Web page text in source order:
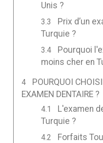
Unis ?
Prix d’un
Turquie ?
Pourquoi
moins cher en
POURQUOI
EXAMEN DENTAIRE ?
L'examen
Turquie ?
Forfaits